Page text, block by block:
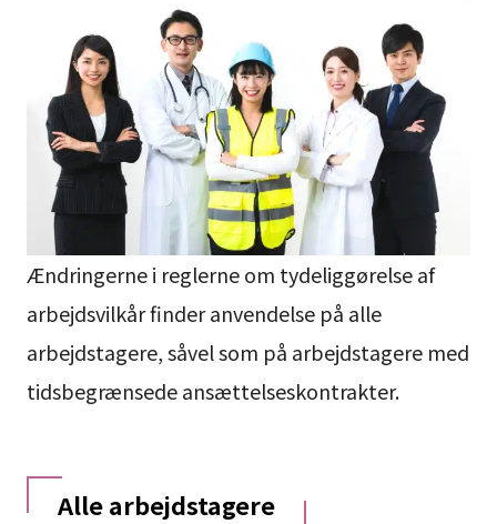
Ændringerne i reglerne om tydeliggørelse af
arbejdsvilkår finder anvendelse på alle
arbejdstagere, såvel som på arbejdstagere med
tidsbegrænsede ansættelseskontrakter.
Alle arbejdstagere